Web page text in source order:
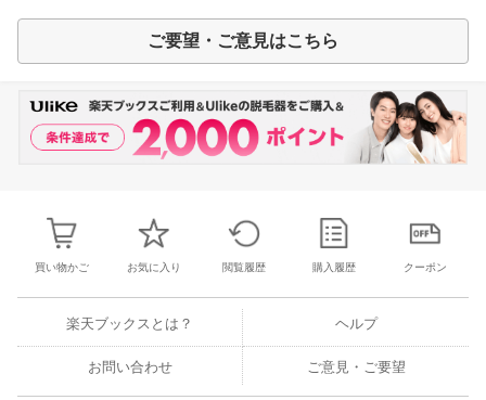
ご要望・ご意見はこちら
買い物かご お気に入り 閲覧履歴 購入履歴 クーポン
楽天ブックスとは？ ヘルプ
お問い合わせ ご意見・ご要望